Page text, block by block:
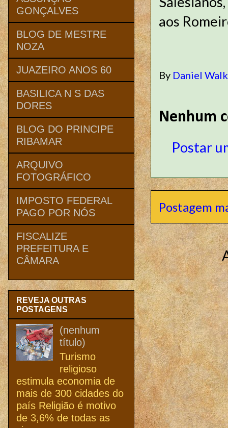
aos
By Daniel
Nenhum
Postar
Postagem
GONÇALVES
BLOG DE MESTRE
NOZA
JUAZEIRO ANOS 60
BASILICA N S DAS
DORES
BLOG DO PRINCIPE
RIBAMAR
ARQUIVO
FOTOGRÁFICO
IMPOSTO FEDERAL
PAGO POR NÓS
FISCALIZE
PREFEITURA E
CÂMARA
REVEJA OUTRAS
POSTAGENS
(nenhum
título)
Turismo
religioso
estimula economia de
mais de 300 cidades do
país Religião é motivo
de 3,6% de todas as